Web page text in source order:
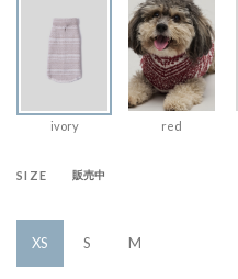
ivory red
SIZE 販売中
XS S M